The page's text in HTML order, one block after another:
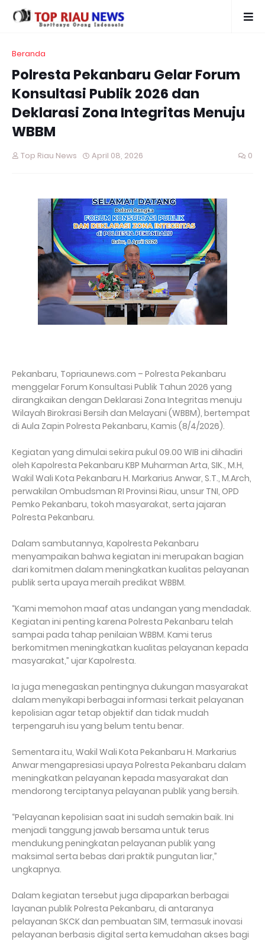
Beranda
Polresta Pekanbaru Gelar Forum
Konsultasi Publik 2026 dan
Deklarasi Zona Integritas Menuju
WBBM
Top Riau News April 08, 2026 0
Pekanbaru, Topriaunews.com – Polresta Pekanbaru
menggelar Forum Konsultasi Publik Tahun 2026 yang
dirangkaikan dengan Deklarasi Zona Integritas menuju
Wilayah Birokrasi Bersih dan Melayani (WBBM), bertempat
di Aula Zapin Polresta Pekanbaru, Kamis (8/4/2026).
Kegiatan yang dimulai sekira pukul 09.00 WIB ini dihadiri
oleh Kapolresta Pekanbaru KBP Muharman Arta, SIK., M.H,
Wakil Wali Kota Pekanbaru H. Markarius Anwar, S.T., M.Arch,
perwakilan Ombudsman RI Provinsi Riau, unsur TNI, OPD
Pemko Pekanbaru, tokoh masyarakat, serta jajaran
Polresta Pekanbaru.
Dalam sambutannya, Kapolresta Pekanbaru
menyampaikan bahwa kegiatan ini merupakan bagian
dari komitmen dalam meningkatkan kualitas pelayanan
publik serta upaya meraih predikat WBBM.
“Kami memohon maaf atas undangan yang mendadak.
Kegiatan ini penting karena Polresta Pekanbaru telah
sampai pada tahap penilaian WBBM. Kami terus
berkomitmen meningkatkan kualitas pelayanan kepada
masyarakat,” ujar Kapolresta.
Ia juga menegaskan pentingnya dukungan masyarakat
dalam menyikapi berbagai informasi terkait pelayanan
kepolisian agar tetap objektif dan tidak mudah
terpengaruh isu yang belum tentu benar.
Sementara itu, Wakil Wali Kota Pekanbaru H. Markarius
Anwar mengapresiasi upaya Polresta Pekanbaru dalam
meningkatkan pelayanan kepada masyarakat dan
mendorong terciptanya pelayanan publik yang bersih.
“Pelayanan kepolisian saat ini sudah semakin baik. Ini
menjadi tanggung jawab bersama untuk terus
mendukung peningkatan pelayanan publik yang
maksimal serta bebas dari praktik pungutan liar,”
ungkapnya.
Dalam kegiatan tersebut juga dipaparkan berbagai
layanan publik Polresta Pekanbaru, di antaranya
pelayanan SKCK dan pembuatan SIM, termasuk inovasi
pelayanan berbasis digital serta kemudahan akses bagi